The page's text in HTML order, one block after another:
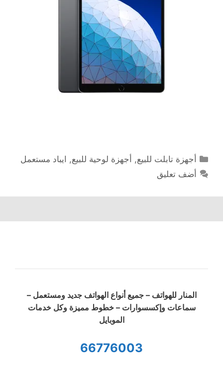
التصنيفات
أجهزة تابلت للبيع, أجهزة لوحية للبيع, ايباد مستعمل
أضف تعليق
المنار للهواتف – جميع أنواع الهواتف جديد ومستعمل –
سماعات وإكسسوارات – خطوط مميزة وكل خدمات
الموبايل
66776003